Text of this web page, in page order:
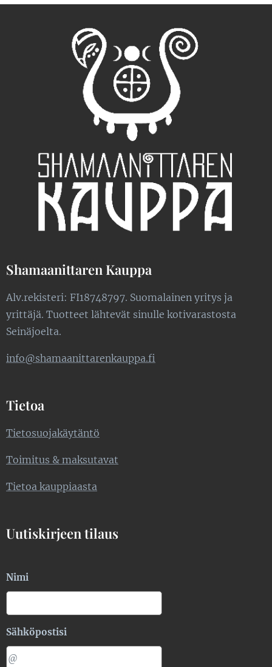
Shamaanittaren Kauppa
Alv.rekisteri: FI18748797. Suomalainen yritys ja
yrittäjä. Tuotteet lähtevät sinulle kotivarastosta
Seinäjoelta.
info@shamaanittarenkauppa.fi
Tietoa
Tietosuojakäytäntö
Toimitus & maksutavat
Tietoa kauppiaasta
Uutiskirjeen tilaus
Nimi
Sähköpostisi